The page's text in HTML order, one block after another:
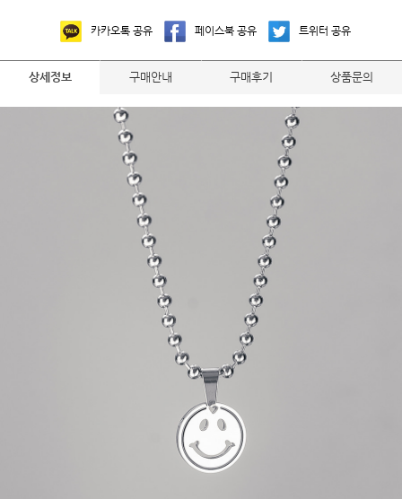
카카오톡 공유 페이스북 공유 트위터 공유
상세정보 구매안내 구매후기 상품문의